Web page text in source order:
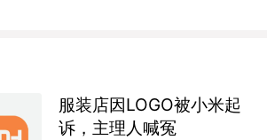
服装店因LOGO被小米起
诉，主理人喊冤